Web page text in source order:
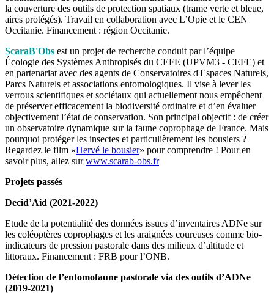
la couverture des outils de protection spatiaux (trame verte et bleue,
aires protégés). Travail en collaboration avec L’Opie et le CEN
Occitanie. Financement : région Occitanie.
ScaraB'Obs est un projet de recherche conduit par l’équipe
Écologie des Systèmes Anthropisés du CEFE (UPVM3 - CEFE) et
en partenariat avec des agents de Conservatoires d'Espaces Naturels,
Parcs Naturels et associations entomologiques. Il vise à lever les
verrous scientifiques et sociétaux qui actuellement nous empêchent
de préserver efficacement la biodiversité ordinaire et d’en évaluer
objectivement l’état de conservation. Son principal objectif : de créer
un observatoire dynamique sur la faune coprophage de France. Mais
pourquoi protéger les insectes et particulièrement les bousiers ?
Regardez le film «Hervé le bousier» pour comprendre ! Pour en
savoir plus, allez surwww.scarab-obs.fr
Projets passés
Decid’Aid (2021-2022)
Etude de la potentialité des données issues d’inventaires ADNe sur
les coléoptères coprophages et les araignées coureuses comme bio-
indicateurs de pression pastorale dans des milieux d’altitude et
littoraux. Financement : FRB pour l’ONB.
Détection de l’entomofaune pastorale via des outils d’ADNe
(2019-2021)